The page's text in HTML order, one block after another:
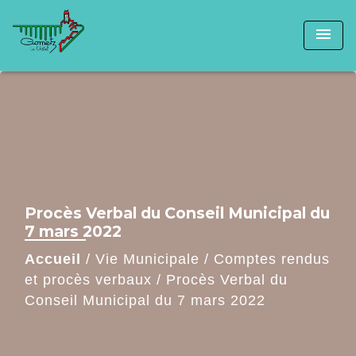
menu
Procès Verbal du Conseil Municipal du
7 mars 2022
Accueil / Vie Municipale / Comptes rendus
et procès verbaux / Procès Verbal du
Conseil Municipal du 7 mars 2022